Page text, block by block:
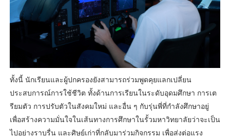
ทั้งนี้ นักเรียนและผู้ปกครองยังสามารถร่วมพูดคุยแลกเปลี่ยน
ประสบการณ์การใช้ชีวิต ทั้งด้านการเรียนในระดับอุดมศึกษา การเต
รียมตัว การปรับตัวในสังคมใหม่ และอื่น ๆ กับรุ่นพี่ที่กำลังศึกษาอยู่
เพื่อสร้างความมั่นใจในเส้นทางการศึกษาในรั้วมหาวิทยาลัยว่าจะเป็น
ไปอย่างราบรื่น และศิษย์เก่าที่กลับมาร่วมกิจกรรม เพื่อส่งต่อแรง